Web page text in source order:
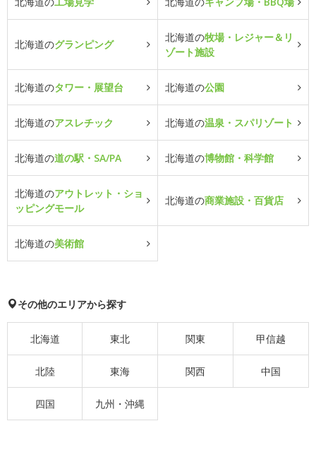
北海道のグランピング
北海道の牧場・レジャー＆リ
ゾート施設
北海道のタワー・展望台 北海道の公園
北海道のアスレチック 北海道の温泉・スパリゾート
北海道の道の駅・SA/PA 北海道の博物館・科学館
北海道のアウトレット・ショ
ッピングモール
北海道の商業施設・百貨店
北海道の美術館
その他のエリアから探す
北海道 東北 関東 甲信越
北陸 東海 関西 中国
四国 九州・沖縄